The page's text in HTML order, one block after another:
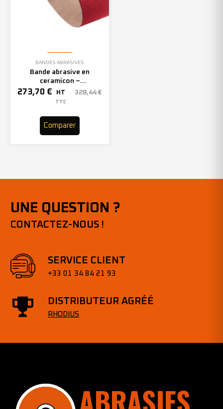
BANDES ABRASIVES
Bande abrasive en
ceramicon –
150mmx2000mm – Grain 40
– 305969 (x10)
273,70 € HT 328,44 €
TTC
Comparer
UNE QUESTION ?
CONTACTEZ-NOUS !
SERVICE CLIENT
+33 01 34 84 21 93
DISTRIBUTEUR AGRÉÉ
RHODIUS